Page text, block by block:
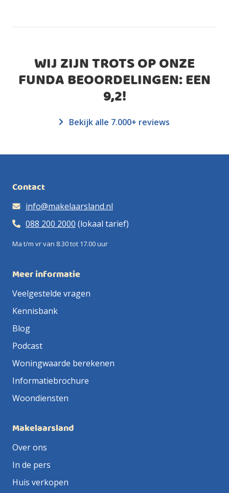
WIJ ZIJN TROTS OP ONZE
FUNDA BEOORDELINGEN: EEN
9,2!
Bekijk alle 7.000+ reviews
Contact
info@makelaarsland.nl
088 200 2000 (lokaal tarief)
Ma t/m vr van 8.30 tot 17.00 uur
Meer informatie
Veelgestelde vragen
Kennisbank
Blog
Podcast
Woningwaarde berekenen
Informatiebrochure
Woondiensten
Makelaarsland
Over ons
In de pers
Huis verkopen